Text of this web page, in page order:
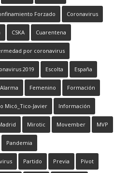
Forzado Coronavirus
CSKA Cuarentena
por coronavirus
2019 Escolta España
Femenino Formación
Micó_Tico-Javier Información
Mirotic Movember MVP
Pandemia
Partido Previa Pívot